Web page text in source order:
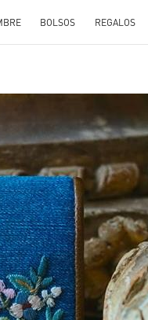
BOLSOS REGALOS
in New Tab